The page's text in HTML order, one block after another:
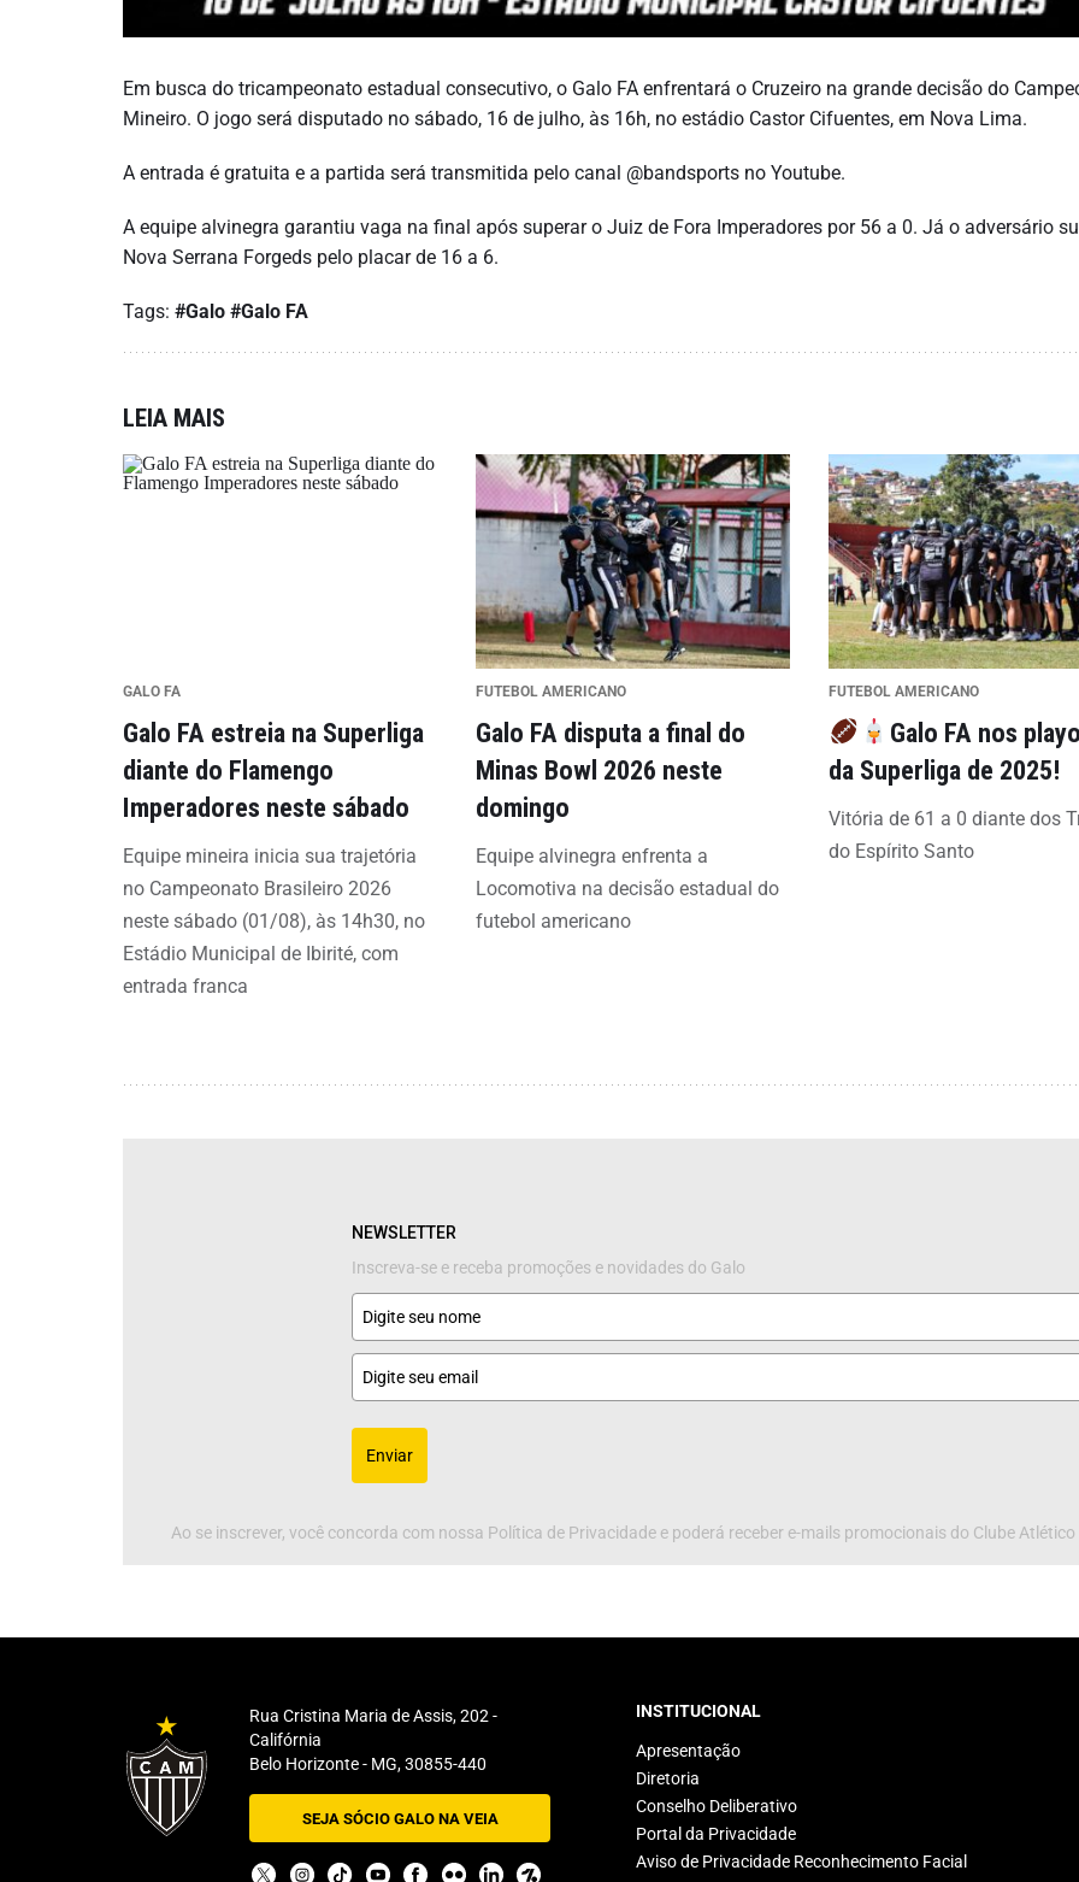
Em busca do tricampeonato estadual consecutivo, o Galo FA enfrentará o Cruzeiro na grande decisão do
Mineiro. O jogo será disputado no sábado, 16 de julho, às 16h, no estádio Castor Cifuentes, em Nova Lima.
A entrada é gratuita e a partida será transmitida pelo canal @bandsports no Youtube.
A equipe alvinegra garantiu vaga na final após superar o Juiz de Fora Imperadores por 56 a 0. Já o adversário
Nova Serrana Forgeds pelo placar de 16 a 6.
Tags: #Galo #Galo FA
LEIA MAIS
GALO FA
Galo FA estreia na Superliga
diante do Flamengo
Imperadores neste sábado
Equipe mineira inicia sua trajetória
no Campeonato Brasileiro 2026
neste sábado (01/08), às 14h30, no
Estádio Municipal de Ibirité, com
entrada franca
FUTEBOL AMERICANO
Galo FA disputa a final do
Minas Bowl 2026 neste
domingo
Equipe alvinegra enfrenta a
Locomotiva na decisão estadual do
futebol americano
FUTEBOL AMERICANO
Galo FA nos
da Superliga de 2025!
Vitória de 61 a 0 diante dos
do Espírito Santo
NEWSLETTER
Inscreva-se e receba promoções e novidades do Galo
Enviar
Ao se inscrever, você concorda com nossa Política de Privacidade e poderá receber e-mails promocionais do Clube
Rua Cristina Maria de Assis, 202 -
Califórnia
Belo Horizonte - MG, 30855-440
SEJA SÓCIO GALO NA VEIA
INSTITUCIONAL
Apresentação
Diretoria
Conselho Deliberativo
Portal da Privacidade
Aviso de Privacidade Reconhecimento Facial